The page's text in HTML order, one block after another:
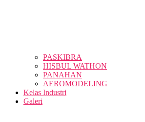
PASKIBRA
HISBUL WATHON
PANAHAN
AEROMODELING
Kelas Industri
Galeri